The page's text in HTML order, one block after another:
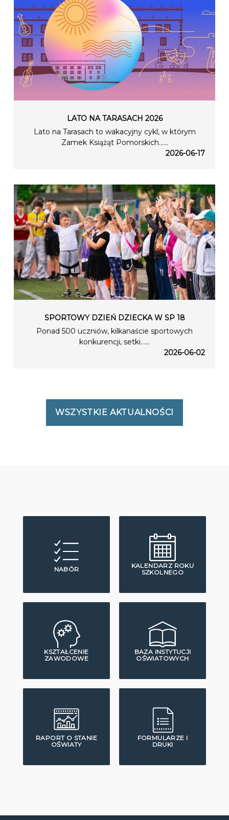
LATO NA TARASACH 2026
Lato na Tarasach to wakacyjny cykl, w którym
Zamek Książąt Pomorskich…...
2026-06-17
SPORTOWY DZIEŃ DZIECKA W SP 18
Ponad 500 uczniów, kilkanaście sportowych
konkurencji, setki…...
2026-06-02
WSZYSTKIE AKTUALNOŚCI
NABÓR
KALENDARZ ROKU
SZKOLNEGO
KSZTAŁCENIE
ZAWODOWE
BAZA INSTYTUCJI
OŚWIATOWYCH
RAPORT O STANIE
OŚWIATY
FORMULARZE I
DRUKI